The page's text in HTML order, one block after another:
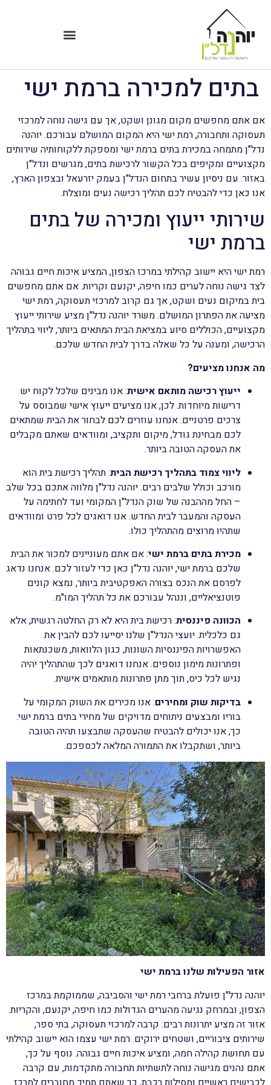
בתים למכירה ברמת ישי
אם אתם מחפשים מקום מגונן ושקט, אך עם גישה נוחה למרכזי
תעסוקה ותחבורה, רמת ישי היא המקום המושלם עבורכם. יוהנה
נדל"ן מתמחה במכירת בתים ברמת ישי ומספקת ללקוחותיה שירותים
מקצועיים ומקיפים בכל הקשור לרכישת בתים, מגרשים ונדל"ן
באזור. עם ניסיון עשיר בתחום הנדל"ן בעמק יזרעאל ובצפון הארץ,
אנו כאן כדי להבטיח לכם תהליך רכישה נעים ומוצלח.
שירותי ייעוץ ומכירה של בתים
ברמת ישי
רמת ישי היא יישוב קהילתי במרכז הצפון, המציע איכות חיים גבוהה
לצד גישה נוחה לערים כמו חיפה, יקנעם וקריות. אם אתם מחפשים
בית במיקום נעים ושקט, אך גם קרוב למרכזי תעסוקה, רמת ישי
מציעה את הפתרון המושלם. משרד יוהנה נדל"ן מציע שירותי ייעוץ
מקצועיים, הכוללים סיוע במציאת הבית המתאים ביותר, ליווי בתהליך
הרכישה, ומענה על כל שאלה בדרך לבית החדש שלכם.
מה אנחנו מציעים?
ייעוץ רכישה מותאם אישית: אנו מבינים שלכל לקוח יש
דרישות מיוחדות. לכן, אנו מציעים ייעוץ אישי שמבוסס על
צרכים פרטניים. אנחנו עוזרים לכם לבחור את הבית שמתאים
לכם מבחינת גודל, מיקום ותקציב, ומוודאים שאתם מקבלים
את העסקה הטובה ביותר.
ליווי צמוד בתהליך רכישת הבית: תהליך רכישת בית הוא
מורכב וכולל שלבים רבים. יוהנה נדל"ן מלווה אתכם בכל שלב
– החל מההבנה של שוק הנדל"ן המקומי ועד לחתימה על
העסקה והמעבר לבית החדש. אנו דואגים לכל פרט ומוודאים
שתהיו מרוצים מהתהליך כולו.
מכירת בתים ברמת ישי: אם אתם מעוניינים למכור את הבית
שלכם ברמת ישי, יוהנה נדל"ן כאן כדי לעזור לכם. אנחנו נדאג
לפרסם את הנכס בצורה האפקטיבית ביותר, נמצא קונים
פוטנציאליים, וננהל עבורכם את כל תהליך המו"מ.
הכוונה פיננסית: רכישת בית היא לא רק החלטה רגשית, אלא
גם כלכלית. יועצי הנדל"ן שלנו יסייעו לכם להבין את
האפשרויות הפיננסיות השונות, כגון הלוואות, משכנתאות
ופתרונות מימון נוספים. אנחנו דואגים לכך שהתהליך יהיה
נגיש לכל כיס, תוך מתן פתרונות מותאמים אישית.
בדיקות שוק ומחירים: אנו מכירים את השוק המקומי על
בוריו ומבצעים ניתוחים מדויקים של מחירי בתים ברמת ישי.
כך, אנו יכולים להבטיח שהעסקה שתבצעו תהיה הטובה
ביותר, ושתקבלו את התמורה המלאה לכספכם.
אזור הפעילות שלנו ברמת ישי
יוהנה נדל"ן פועלת ברחבי רמת ישי והסביבה, שממוקמת במרכז
הצפון, ובמרחק נגיעה מהערים הגדולות כמו חיפה, יקנעם, והקריות.
אזור זה מציע יתרונות רבים: קרבה למרכזי תעסוקה, בתי ספר,
שירותים ציבוריים, ושטחים ירוקים. רמת ישי עצמו הוא יישוב קהילתי
עם תחושת קהילה חמה, ומציע איכות חיים גבוהה. נוסף על כך,
אתם נהנים מגישה נוחה לתשתיות תחבורה מתקדמות, עם קרבה